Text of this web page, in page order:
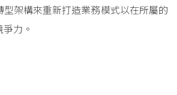
架構來重新打造業務模式以在所屬的
力。